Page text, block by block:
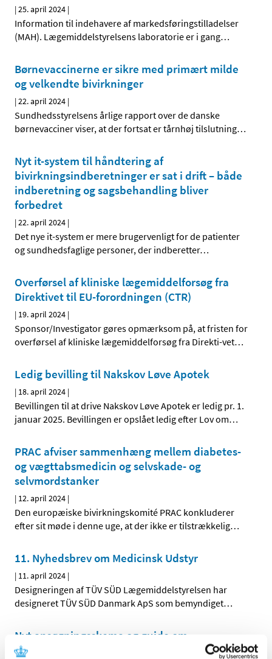
|25. april 2024 |
Information til indehavere af markedsføringstilladelser
(MAH). Lægemiddelstyrelsens laboratorie er i gang…
Børnevaccinerne er sikre med primært milde
og velkendte bivirkninger
|22. april 2024 |
Sundhedsstyrelsens årlige rapport over de danske
børnevacciner viser, at der fortsat er tårnhøj tilslutning…
Nyt it-system til håndtering af
bivirkningsindberetninger er sat i drift – både
indberetning og sagsbehandling bliver
forbedret
|22. april 2024 |
Det nye it-system er mere brugervenligt for de patienter
og sundhedsfaglige personer, der indberetter…
Overførsel af kliniske lægemiddelforsøg fra
Direktivet til EU-forordningen (CTR)
| 19. april 2024 |
Sponsor/Investigator gøres opmærksom på, at fristen for
overførsel af kliniske lægemiddelforsøg fra Direkti-vet…
Ledig bevilling til Nakskov Løve Apotek
| 18. april 2024 |
Bevillingen til at drive Nakskov Løve Apotek er ledig pr. 1.
januar 2025. Bevillingen er opslået ledig efter Lov om…
PRAC afviser sammenhæng mellem diabetes-
og vægttabsmedicin og selvskade- og
selvmordstanker
| 12. april 2024 |
Den europæiske bivirkningskomité PRAC konkluderer
efter sit møde i denne uge, at der ikke er tilstrækkelig…
11. Nyhedsbrev om Medicinsk Udstyr
| 11. april 2024 |
Designeringen af TÜV SÜD Lægemiddelstyrelsen har
designeret TÜV SÜD Danmark ApS som bemyndiget…
Nyt ansøgningsskema og guide om
engrosforhandling af visse stoffer